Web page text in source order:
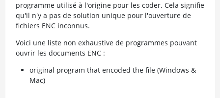
programme utilisé à l'origine pour les coder. Cela signifie
qu'il n'y a pas de solution unique pour l'ouverture de
fichiers ENC inconnus.
Voici une liste non exhaustive de programmes pouvant
ouvrir les documents ENC :
original program that encoded the file (Windows &
Mac)